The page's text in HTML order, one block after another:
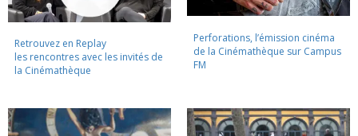
Retrouvez en Replay
les rencontres avec les invités de
la Cinémathèque
Perforations, l’émission cinéma
de la Cinémathèque sur Campus
FM